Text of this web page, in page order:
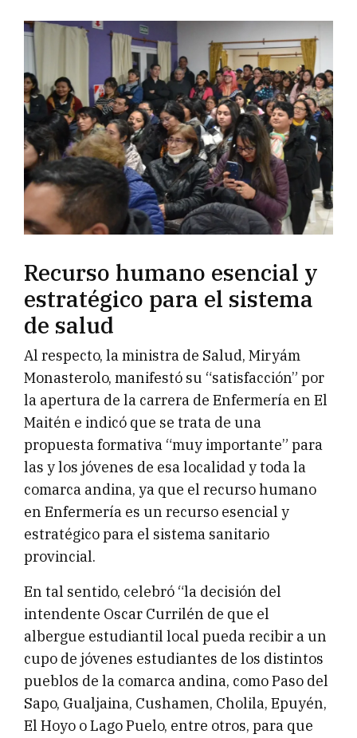
Recurso humano esencial y
estratégico para el sistema
de salud
Al respecto, la ministra de Salud, Miryám
Monasterolo, manifestó su “satisfacción” por
la apertura de la carrera de Enfermería en El
Maitén e indicó que se trata de una
propuesta formativa “muy importante” para
las y los jóvenes de esa localidad y toda la
comarca andina, ya que el recurso humano
en Enfermería es un recurso esencial y
estratégico para el sistema sanitario
provincial.
En tal sentido, celebró “la decisión del
intendente Oscar Currilén de que el
albergue estudiantil local pueda recibir a un
cupo de jóvenes estudiantes de los distintos
pueblos de la comarca andina, como Paso del
Sapo, Gualjaina, Cushamen, Cholila, Epuyén,
El Hoyo o Lago Puelo, entre otros, para que